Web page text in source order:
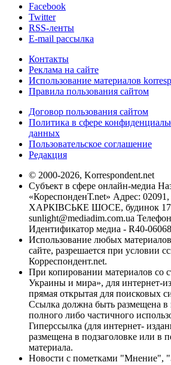
Facebook
Twitter
RSS-ленты
E-mail рассылка
Контакты
Реклама на сайте
Использование материалов
Правила пользования сайтом
Договор пользования сайтом
Политика в сфере
данных
Пользовательское соглашение
Редакция
© 2000-2026, Korrespondent.net
Субъект в сфере онлайн-медиа
«КореспонденТ.net» Адрес: 02091,
ХАРКІВСЬКЕ ШОСЕ, будинок
sunlight@mediadim.com.ua
Идентификатор медиа - R40-06068
Использование любых
сайте, разрешается при условии
Корреспондент.net.
При копировании материалов со
Украины и мира», для интернет-
прямая открытая для поисковых
Ссылка должна быть размещена в
полного либо частичного
Гиперссылка (для интернет-
размещена в подзаголовке или в
материала.
Новости с пометками "Мнение",